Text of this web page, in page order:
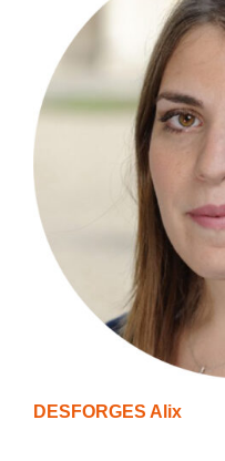
DESFORGES Alix